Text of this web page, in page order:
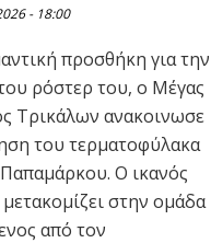
18:00
προσθήκη για την
ρόστερ του, ο Μέγας
Τρικάλων ανακοινωσε
του τερματοφύλακα
Ο ικανός
στην ομάδα
από τον